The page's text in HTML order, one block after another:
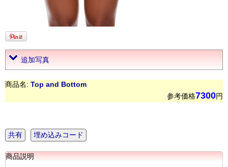
追加写真
商品名: Top and Bottom
参考価格7300円
共有 埋め込みコード
商品説明